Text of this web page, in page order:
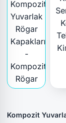
Kompozit